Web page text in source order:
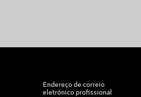
Endereço de correio
eletrónico profissional